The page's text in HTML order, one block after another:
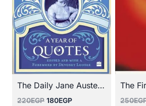
The Daily Jane Austen: A Year of Quotes
220EGP Original
180EGPCurrent
The
250